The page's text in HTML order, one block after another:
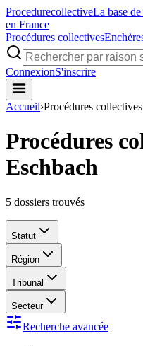
ProcedurecollectiveLa base
en France
Procédures collectives
ConnexionS'inscrire
Accueil›Procédures collectives
Procédures
Eschbach
5 dossiers trouvés
Statut
Région
Tribunal
Secteur
Recherche avancée